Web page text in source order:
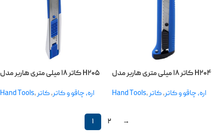
کاتر ۱۸ میلی متری هاربر مدل H۲۰۵
Hand Tools, اره، چاقو و کاتر,کاتر
کاتر ۱۸ میلی متری هاربر مدل H۲۰۴
Hand Tools, اره، چاقو و کاتر,کاتر
۱ ۲ →